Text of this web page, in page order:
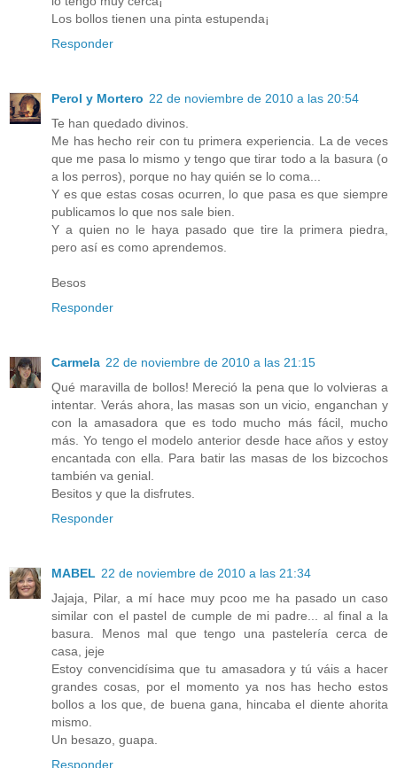
Los bollos tienen una pinta estupenda¡
Responder
Perol y Mortero 22 de noviembre de 2010 a las 20:54
Te han quedado divinos.
Me has hecho reir con tu primera experiencia. La de veces
que me pasa lo mismo y tengo que tirar todo a la basura (o
a los perros), porque no hay quién se lo coma...
Y es que estas cosas ocurren, lo que pasa es que siempre
publicamos lo que nos sale bien.
Y a quien no le haya pasado que tire la primera piedra,
pero así es como aprendemos.
Besos
Responder
Carmela 22 de noviembre de 2010 a las 21:15
Qué maravilla de bollos! Mereció la pena que lo volvieras a
intentar. Verás ahora, las masas son un vicio, enganchan y
con la amasadora que es todo mucho más fácil, mucho
más. Yo tengo el modelo anterior desde hace años y estoy
encantada con ella. Para batir las masas de los bizcochos
también va genial.
Besitos y que la disfrutes.
Responder
MABEL 22 de noviembre de 2010 a las 21:34
Jajaja, Pilar, a mí hace muy pcoo me ha pasado un caso
similar con el pastel de cumple de mi padre... al final a la
basura. Menos mal que tengo una pastelería cerca de
casa, jeje
Estoy convencidísima que tu amasadora y tú váis a hacer
grandes cosas, por el momento ya nos has hecho estos
bollos a los que, de buena gana, hincaba el diente ahorita
mismo.
Un besazo, guapa.
Responder